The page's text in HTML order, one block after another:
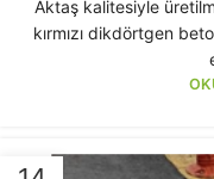
Aktaş kalitesiyle
kırmızı dikdörtgen